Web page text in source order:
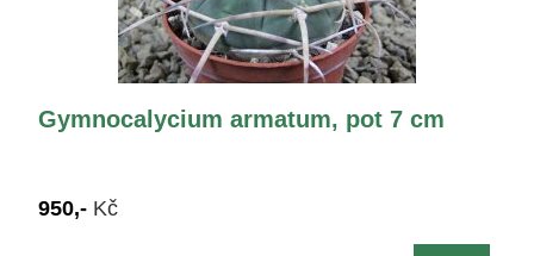
Gymnocalycium armatum, pot 7 cm
950,- Kč